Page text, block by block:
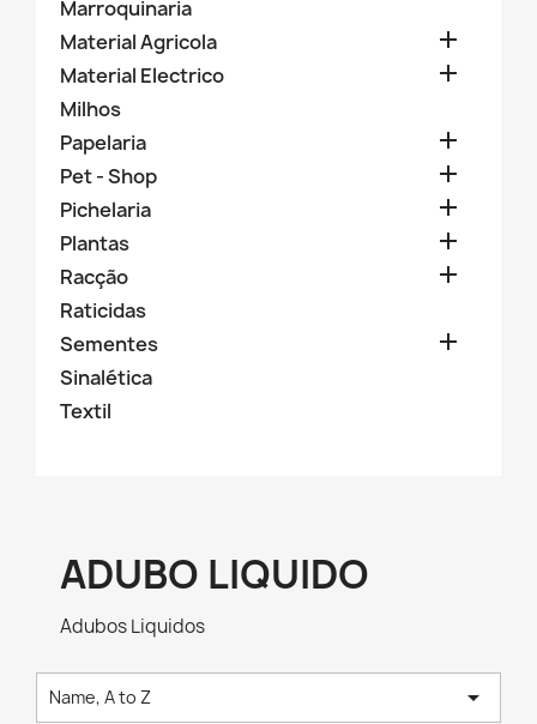
Marroquinaria
Material Agricola

Material Electrico 
Milhos
Papelaria

Pet - Shop 
Pichelaria 
Plantas 
Racção 
Raticidas
Sementes

Sinalética
Textil
ADUBO LIQUIDO
Adubos Liquidos
Name, A to Z 